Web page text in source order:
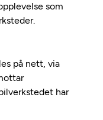
som
på nett, via
har